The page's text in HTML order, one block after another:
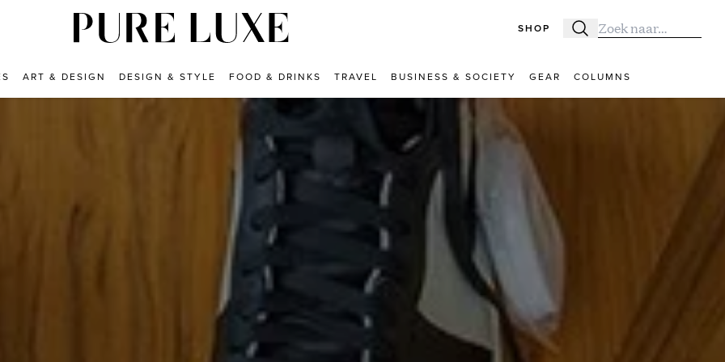
SHOP Zoeken
Zoek naar:
ART & DESIGN DESIGN & STYLE FOOD & DRINKS TRAVEL BUSINESS & SOCIETY GEAR COLUMNS